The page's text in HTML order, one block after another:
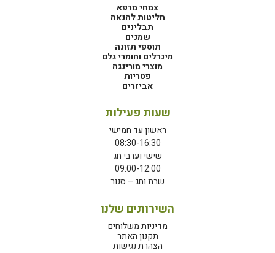
צמחי מרפא
חליטות להנאה
תבלינים
שמנים
תוספי תזונה
מינרלים וחומרי גלם
מוצרי מורינגה
פטריות
אביזרים
שעות פעילות
ראשון עד חמישי
08:30-16:30
שישי וערבי חג
09:00-12:00
שבת וחג – סגור
השירותים שלנו
מדיניות משלוחים
תקנון האתר
הצהרת נגישות